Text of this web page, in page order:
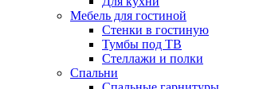
Мебель для гостиной
Стенки в гостиную
Тумбы под ТВ
Стеллажи и полки
Спальни